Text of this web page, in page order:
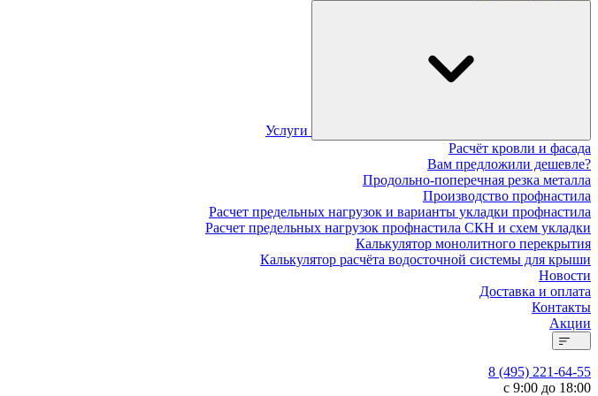
Услуги
Расчёт кровли и фасада
Вам предложили дешевле?
Продольно-поперечная резка металла
Производство профнастила
Расчет предельных нагрузок и варианты укладки профнастила
Расчет предельных нагрузок профнастила СКН и схем укладки
Калькулятор монолитного перекрытия
Калькулятор расчёта водосточной системы для крыши
Новости
Доставка и оплата
Контакты
Акции
8 (495) 221-64-55
с 9:00 до 18:00